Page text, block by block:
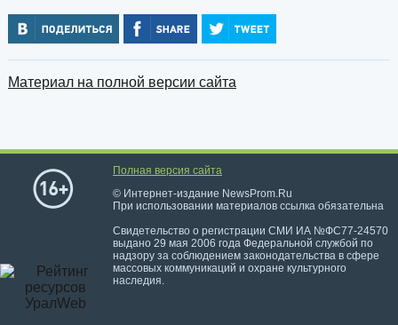
Материал на полной версии сайта
Полная версия сайта
© Интернет-издание NewsProm.Ru
При использовании материалов ссылка обязательна
Свидетельство о регистрации СМИ ИА №ФС77-24570
выдано 29 мая 2006 года Федеральной службой по
надзору за соблюдением законодательства в сфере
массовых коммуникаций и охране культурного
наследия.